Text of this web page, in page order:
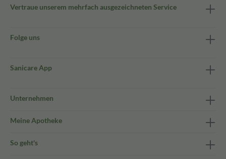
Vertraue unserem mehrfach ausgezeichneten Service
Folge uns
Sanicare App
Unternehmen
Meine Apotheke
So geht's